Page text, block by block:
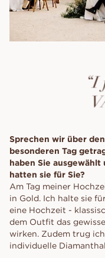
Sprechen wir über
besonderen Tag
haben Sie
hatten sie für Sie?
Am Tag meiner
in Gold. Ich halte sie
eine Hochzeit -
dem Outfit das
wirken. Zudem trug
individuelle